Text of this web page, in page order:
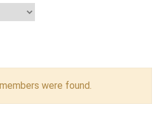
were found.